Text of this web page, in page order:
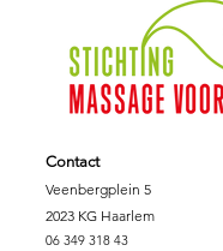
Contact
Veenbergplein 5
2023 KG Haarlem
06 349 318 43